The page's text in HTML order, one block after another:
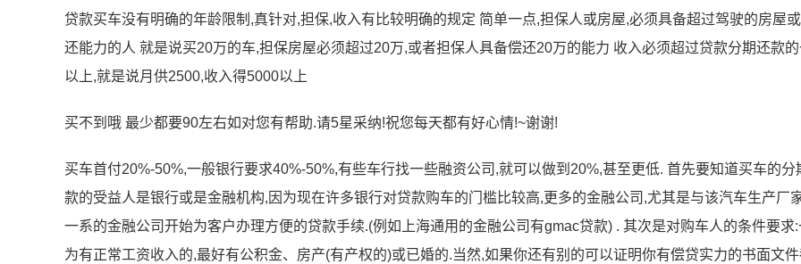
贷款买车没有明确的年龄限制,真针对,担保,收入有比较明确的规定 简单一点,担保人或房屋,必须具备超过驾驶的房屋
还能力的人 就是说买20万的车,担保房屋必须超过20万,或者担保人具备偿还20万的能力 收入必须超过贷款分期还款
以上,就是说月供2500,收入得5000以上
买不到哦 最少都要90左右如对您有帮助.请5星采纳!祝您每天都有好心情!~谢谢!
买车首付20%-50%,一般银行要求40%-50%,有些车行找一些融资公司,就可以做到20%,甚至更低. 首先要知道买车的分
款的受益人是银行或是金融机构,因为现在许多银行对贷款购车的门槛比较高,更多的金融公司,尤其是与该汽车生产厂
一系的金融公司开始为客户办理方便的贷款手续.(例如上海通用的金融公司有gmac贷款) . 其次是对购车人的条件要求
为有正常工资收入的,最好有公积金、房产(有产权的)或已婚的.当然,如果你还有别的可以证明你有偿贷实力的书面文